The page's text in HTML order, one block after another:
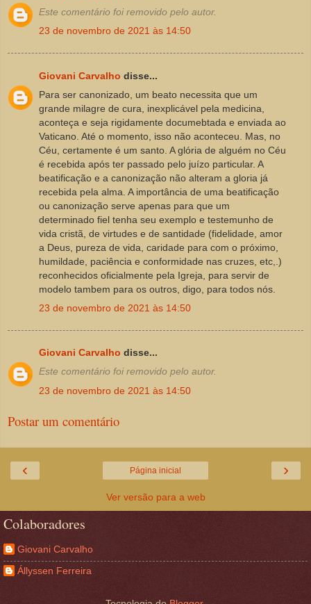
Este comentário foi removido pelo autor.
23 de novembro de 2021 às 14:50
Giovani Carvalho disse...
Para ser canonizado, um beato necessita que um
grande milagre de cura, inexplicável pela medicina,
aconteça e seja rigidamente documebtada e enviada ao
Vaticano. Até o momento, isso não aconteceu. Mas, no
Céu, certamente é um santo. A glória de alguém no Céu
é recebida após ter passado pelo juízo particular. A
beatificação e a canonização não alteram a gloria já
recebida pela alma. A importância de uma beatificação
ou canonização serve apenas para que um
determinado fiel tenha seu exemplo e testemunho de
vida cristã, de virtudes e de santidade (fidelidade, amor
a Deus, pureza de vida, caridade para com o próximo,
humildade, paciência e conformidade nas cruzes, etc,.)
reconhecidos oficialmente pela Igreja, para servir de
modelo tambem para os outros, digo, para todos nós.
23 de novembro de 2021 às 14:50
Giovani Carvalho disse...
Este comentário foi removido pelo autor.
23 de novembro de 2021 às 14:50
Postar um comentário
‹ ›
Página inicial
Ver versão para a web
Colaboradores
Giovani Carvalho
Állyssen Ferreira